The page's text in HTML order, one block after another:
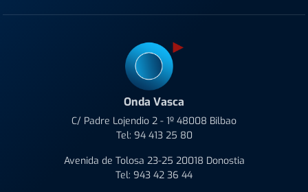
Onda Vasca
C/ Padre Lojendio 2 - 1º 48008 Bilbao
Tel: 94 413 25 80
Avenida de Tolosa 23-25 20018 Donostia
Tel: 943 42 36 44